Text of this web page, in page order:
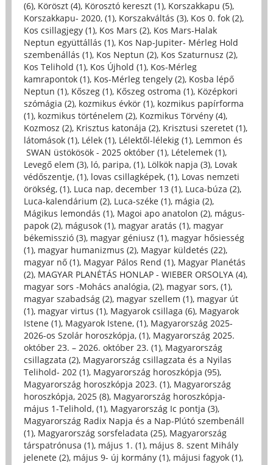
(6), Köröszt (4), Körosztó kereszt (1), Korszakkapu (5),
Korszakkapu- 2020, (1), Korszakváltás (3), Kos 0. fok (2),
Kos csillagjegy (1), Kos Mars (2), Kos Mars-Halak
Neptun együttállás (1), Kos Nap-Jupiter- Mérleg Hold
szembenállás (1), Kos Neptun (2), Kos Szaturnusz (2),
Kos Telihold (1), Kos Újhold (1), Kos-Mérleg
kamrapontok (1), Kos-Mérleg tengely (2), Kosba lépő
Neptun (1), Kőszeg (1), Kőszeg ostroma (1), Középkori
szómágia (2), kozmikus évkör (1), kozmikus papírforma
(1), kozmikus történelem (2), Kozmikus Törvény (4),
Kozmosz (2), Krisztus katonája (2), Krisztusi szeretet (1),
látomások (1), Lélek (1), Lélektől-lélekig (1), Lemmon és
SWAN üstökösök - 2025 október (1), Lételemek (1),
Levegő elem (3), ló, paripa, (1), Lölkök napja (3), Lovak
védőszentje, (1), lovas csillagképek, (1), Lovas nemzeti
örökség, (1), Luca nap, december 13 (1), Luca-búza (2),
Luca-kalendárium (2), Luca-széke (1), mágia (2),
Mágikus lemondás (1), Magoi apo anatolon (2), mágus-
papok (2), mágusok (1), magyar aratás (1), magyar
békemisszió (3), magyar géniusz (1), magyar hősiesség
(1), magyar humanizmus (2), Magyar küldetés (22),
magyar nő (1), Magyar Pálos Rend (1), Magyar Planétás
(2), MAGYAR PLANÉTÁS HONLAP - WIEBER ORSOLYA (4),
magyar sors -Mohács analógia, (2), magyar sors, (1),
magyar szabadság (2), magyar szellem (1), magyar út
(1), magyar virtus (1), Magyarok csillaga (6), Magyarok
Istene (1), Magyarok Istene, (1), Magyarország 2025-
2026-os Szolár horoszkópja, (1), Magyarország 2025.
október 23. – 2026. október 23. (1), Magyarország
csillagzata (2), Magyarország csillagzata és a Nyilas
Telihold- 202 (1), Magyarország horoszkópja (95),
Magyarország horoszkópja 2023. (1), Magyarország
horoszkópja, 2025 (8), Magyarország horoszkópja-
május 1-Telihold, (1), Magyarország Ic pontja (3),
Magyarország Radix Napja és a Nap-Plútó szembenáll
(1), Magyarország sorsfeladata (25), Magyarország
társpatrónusa (1), május 1. (1), május 8. szent Mihály
jelenete (2), május 9- új kormány (1), májusi fagyok (1),